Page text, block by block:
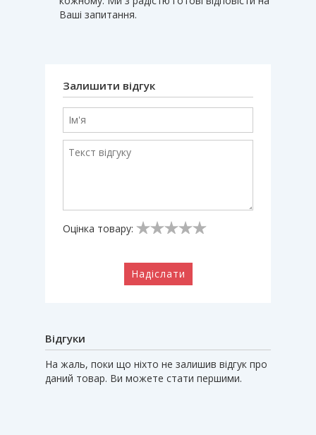
Ваші запитання.
Залишити відгук
Оцінка товару:
Надіслати
Відгуки
На жаль, поки що ніхто не залишив відгук про
даний товар. Ви можете стати першими.